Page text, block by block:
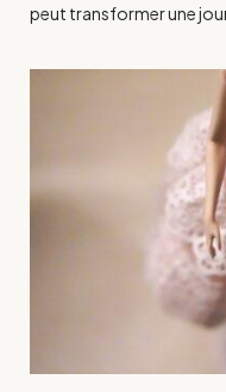
peut transformer une